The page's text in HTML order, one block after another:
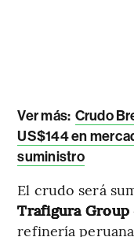
Ver más: Crudo
US$144 en
suministro
El crudo será
Trafigura Group
refinería